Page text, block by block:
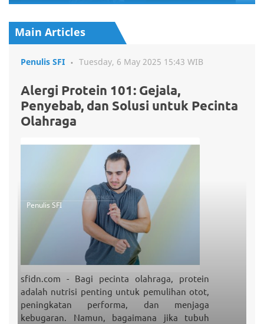
Main Articles
Penulis SFI Tuesday, 6 May 2025 15:43 WIB
Alergi Protein 101: Gejala,
Penyebab, dan Solusi untuk Pecinta
Olahraga
sfidn.com - Bagi pecinta olahraga, protein
adalah nutrisi penting untuk pemulihan otot,
peningkatan performa, dan menjaga
kebugaran. Namun, bagaimana jika tubuh
Penulis SFI